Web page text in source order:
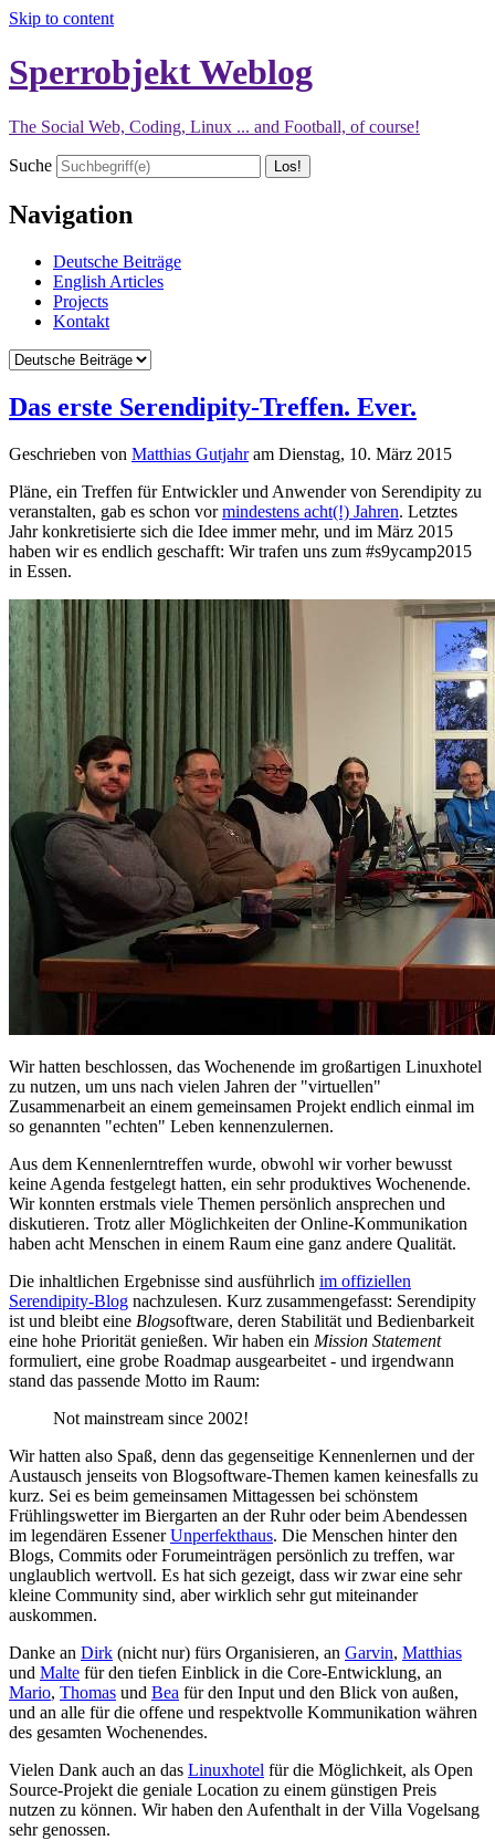
Skip to content
Sperrobjekt Weblog
The Social Web, Coding, Linux ... and Football, of course!
Suche
Navigation
Deutsche Beiträge
English Articles
Projects
Kontakt
Das erste Serendipity-Treffen. Ever.
Geschrieben von Matthias Gutjahram Dienstag, 10. März 2015
Pläne, ein Treffen für Entwickler und Anwender von Serendipity zu
veranstalten, gab es schon vormindestens acht(!) Jahren. Letztes
Jahr konkretisierte sich die Idee immer mehr, und im März 2015
haben wir es endlich geschafft: Wir trafen uns zum #s9ycamp2015
in Essen.
Wir hatten beschlossen, das Wochenende im großartigen Linuxhotel
zu nutzen, um uns nach vielen Jahren der "virtuellen"
Zusammenarbeit an einem gemeinsamen Projekt endlich einmal im
so genannten "echten" Leben kennenzulernen.
Aus dem Kennenlerntreffen wurde, obwohl wir vorher bewusst
keine Agenda festgelegt hatten, ein sehr produktives Wochenende.
Wir konnten erstmals viele Themen persönlich ansprechen und
diskutieren. Trotz aller Möglichkeiten der Online-Kommunikation
haben acht Menschen in einem Raum eine ganz andere Qualität.
Die inhaltlichen Ergebnisse sind ausführlich im offiziellen
Serendipity-Blog nachzulesen. Kurz zusammengefasst: Serendipity
ist und bleibt eine Blogsoftware, deren Stabilität und Bedienbarkeit
eine hohe Priorität genießen. Wir haben ein Mission Statement
formuliert, eine grobe Roadmap ausgearbeitet - und irgendwann
stand das passende Motto im Raum:
Not mainstream since 2002!
Wir hatten also Spaß, denn das gegenseitige Kennenlernen und der
Austausch jenseits von Blogsoftware-Themen kamen keinesfalls zu
kurz. Sei es beim gemeinsamen Mittagessen bei schönstem
Frühlingswetter im Biergarten an der Ruhr oder beim Abendessen
im legendären EssenerUnperfekthaus. Die Menschen hinter den
Blogs, Commits oder Forumeinträgen persönlich zu treffen, war
unglaublich wertvoll. Es hat sich gezeigt, dass wir zwar eine sehr
kleine Community sind, aber wirklich sehr gut miteinander
auskommen.
Danke an Dirk (nicht nur) fürs Organisieren, an Garvin, Matthias
und Malte für den tiefen Einblick in die Core-Entwicklung, an
Mario, Thomas und Bea für den Input und den Blick von außen,
und an alle für die offene und respektvolle Kommunikation währen
des gesamten Wochenendes.
Vielen Dank auch an das Linuxhotel für die Möglichkeit, als Open
Source-Projekt die geniale Location zu einem günstigen Preis
nutzen zu können. Wir haben den Aufenthalt in der Villa Vogelsang
sehr genossen.